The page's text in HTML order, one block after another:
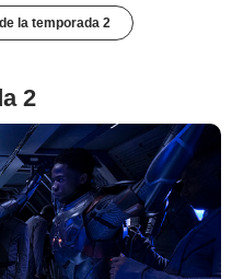
la temporada 2
2